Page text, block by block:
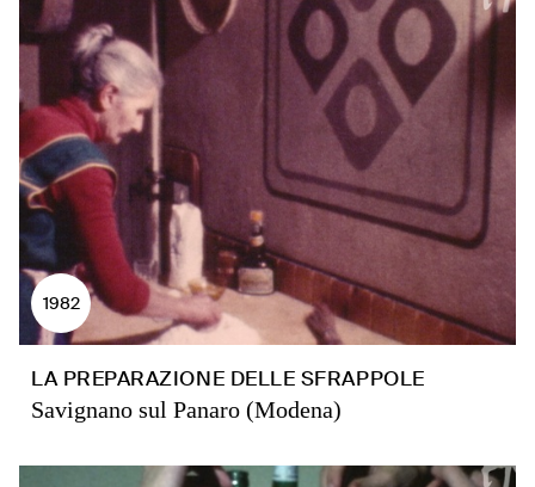
1982
LA PREPARAZIONE DELLE SFRAPPOLE
Savignano sul Panaro (Modena)